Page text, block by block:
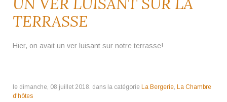
TERRASSE
Hier, on avait un ver luisant sur notre terrasse!
le dimanche, 08 juillet 2018. dans la catégorie La Bergerie, La Chambre
d'hôtes